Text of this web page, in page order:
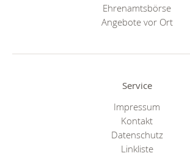
Ehrenamtsbörse
Angebote vor Ort
Service
Impressum
Kontakt
Datenschutz
Linkliste